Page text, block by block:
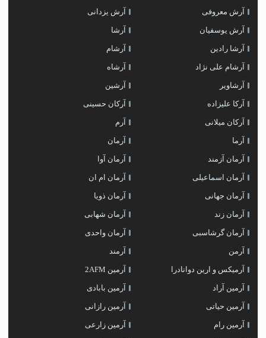
آرش معروفی آرش یزدانی
آرش یوسفیان آرشا
آرشا رادین آرشام
آرشام علی نژاد آرشاه
آرشاویر آرشین
آرکا علیزاده آرکان حسینی
آرکان میلانی آرم
آرما آرمان
آرمان آزمند آرمان آوا
آرمان اسماعیلی آرمان ام ان
آرمان جهانی آرمان ذویا
آرمان زند آرمان شهابی
آرمان گرشاسبی آرمان واحدی
آرمن آرمند
آرمیکس و ارین دوانادرا آرمین 2AFM
آرمین آراد آرمین بابادی
آرمین حیاتی آرمین رازانی
آرمین رام آرمین زارعی